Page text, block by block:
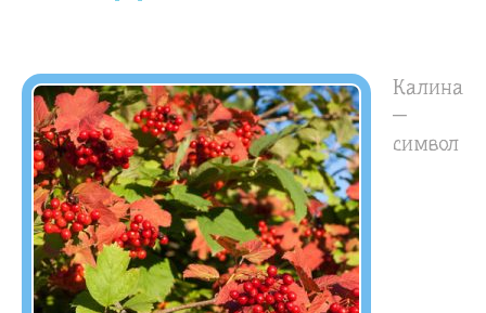
Калина
—
символ